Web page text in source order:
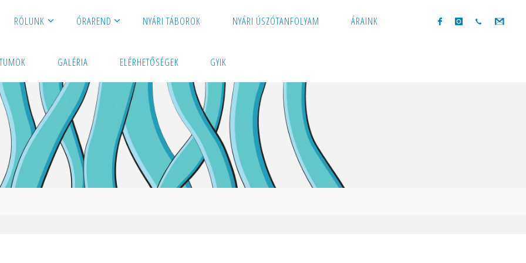
RÓLUNK ÓRAREND NYÁRI TÁBOROK NYÁRI ÚSZÓTANFOLYAM ÁRAINK
GALÉRIA ELÉRHETŐSÉGEK GYIK